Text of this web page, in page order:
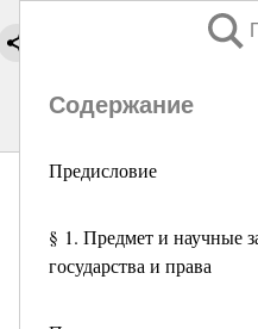
Содержание
Предисловие
§ 1. Предмет и научные
государства и права